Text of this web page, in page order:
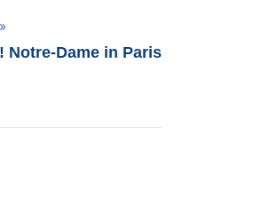
Notre-Dame in Paris